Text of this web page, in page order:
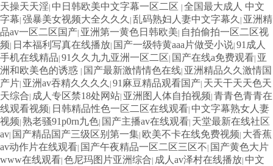
天操天天淫| 中日韩欧美中文字幕一区二区 | 全国最大成人 中文
字幕| 强暴美女视频大全久久久 | 乱码熟妇人妻中文字幕久 | 亚洲精
品av一区二区国产| 亚洲第一黄色日韩欧美| 自拍偷拍一区二区视
频| 日本福利写真在线播放| 国产一级特黄aaa片做受小说| 91成人
手机在线精品| 91久久九九亚洲一区二区| 国产在线a免费观看| 亚
洲和欧美色的诱惑 | 国产最新激情情色在线| 亚洲精品久久激情国
产片| 亚洲av吞精久久久久 | 91麻豆精品观看国产| 天天干天天色天
天综合| 成人专区禁18处网站| 亚洲图人体自拍视频| 青青色青青在
线观看视频| 日韩精品性色一区二区在线观看| 中文字幕熟女人妻
视频| 熟老骚91p0rn九色| 国产主播av在线观看| 天堂最新在线社区
av| 国产精品国产三级区别第一集| 欧美不卡在线免费视频| 大香蕉
av动作片在线观看| 国产午夜精品一区二区三区不| 国产黄色大片
www在线观看| 色尼玛图片亚洲综合| 成人av泽村在线播放| 中文